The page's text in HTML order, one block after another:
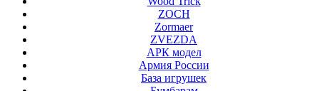
ZOCH
Zormaer
ZVEZDA
АРК модел
Армия России
База игрушек